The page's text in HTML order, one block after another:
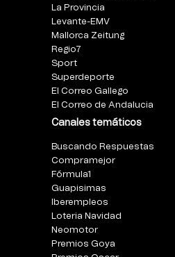
La Provincia
Levante-EMV
Mallorca Zeitung
Regio7
Sport
Superdeporte
El Correo Gallego
El Correo de Andalucia
Canales temáticos
Buscando Respuestas
Compramejor
Fórmula1
Guapisimas
Iberempleos
Loteria Navidad
Neomotor
Premios Goya